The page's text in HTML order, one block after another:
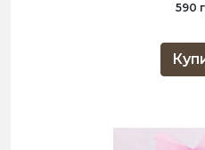
590